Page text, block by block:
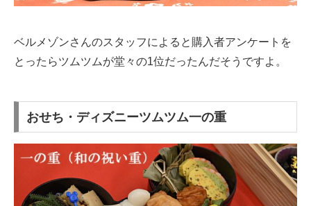
ベルメゾンさんのスタッフによると購入者アンケートを
とったらツムツムが堂々の1位だったんだそうですよ。
おせち・ディズニーツムツム一の重